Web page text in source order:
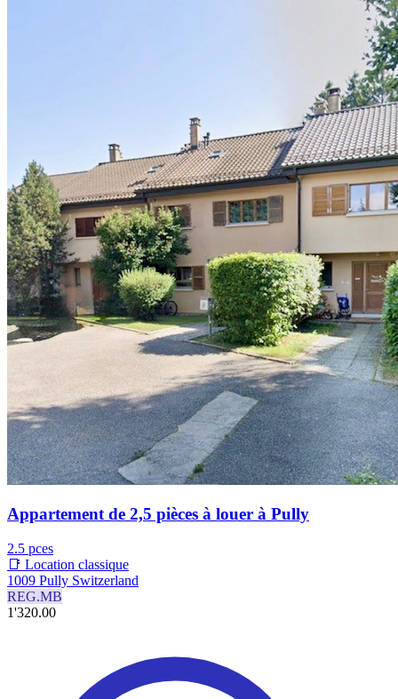
Appartement de 2,5 pièces à louer à Pully
2.5 pces
📑 Location classique
1009 Pully Switzerland
REG.MB
1'320.00